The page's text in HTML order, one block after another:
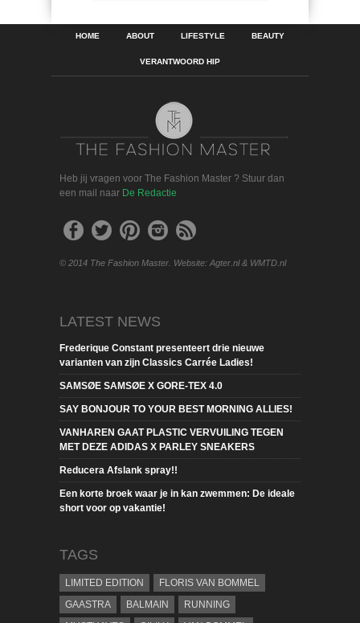
HOME ABOUT LIFESTYLE BEAUTY
VERANTWOORD HIP
Heb jij vragen voor The Fashion Master ? Stuur dan
een mail naar De Redactie
© 2014 The Fashion Master. Website: Agter.nl & WMTD.nl
LATEST NEWS
Frederique Constant presenteert drie nieuwe
varianten van zijn Classics Carrée Ladies!
SAMSØE SAMSØE X GORE-TEX 4.0
SAY BONJOUR TO YOUR BEST MORNING ALLIES!
VANHAREN GAAT PLASTIC VERVUILING TEGEN
MET DEZE ADIDAS X PARLEY SNEAKERS
Reducera Afslank spray!!
Een korte broek waar je in kan zwemmen: De ideale
short voor op vakantie!
TAGS
LIMITED EDITION
FLORIS VAN BOMMEL
GAASTRA
BALMAIN
RUNNING